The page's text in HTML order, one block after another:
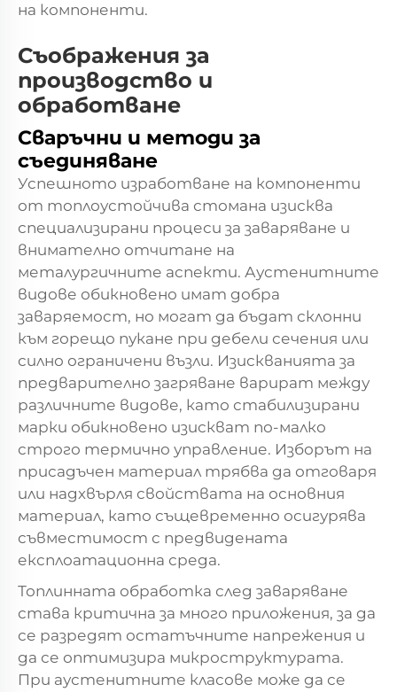
на компоненти.
Съображения за
производство и
обработване
Сваръчни и методи за
съединяване
Успешното изработване на компоненти
от топлоустойчива стомана изисква
специализирани процеси за заваряване и
внимателно отчитане на
металургичните аспекти. Аустенитните
видове обикновено имат добра
заваряемост, но могат да бъдат склонни
към горещо пукане при дебели сечения или
силно ограничени възли. Изискванията за
предварително загряване варират между
различните видове, като стабилизирани
марки обикновено изискват по-малко
строго термично управление. Изборът на
присадъчен материал трябва да отговаря
или надхвърля свойствата на основния
материал, като същевременно осигурява
съвместимост с предвидената
експлоатационна среда.
Топлинната обработка след заваряване
става критична за много приложения, за да
се разредят остатъчните напрежения и
да се оптимизира микроструктурата.
При аустенитните класове може да се